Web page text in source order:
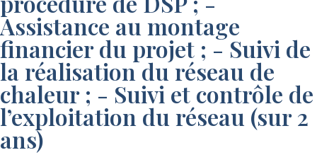
Assistance au montage
financier du projet ; - Suivi de
la réalisation du réseau de
chaleur ; - Suivi et contrôle de
l’exploitation du réseau (sur 2
ans)